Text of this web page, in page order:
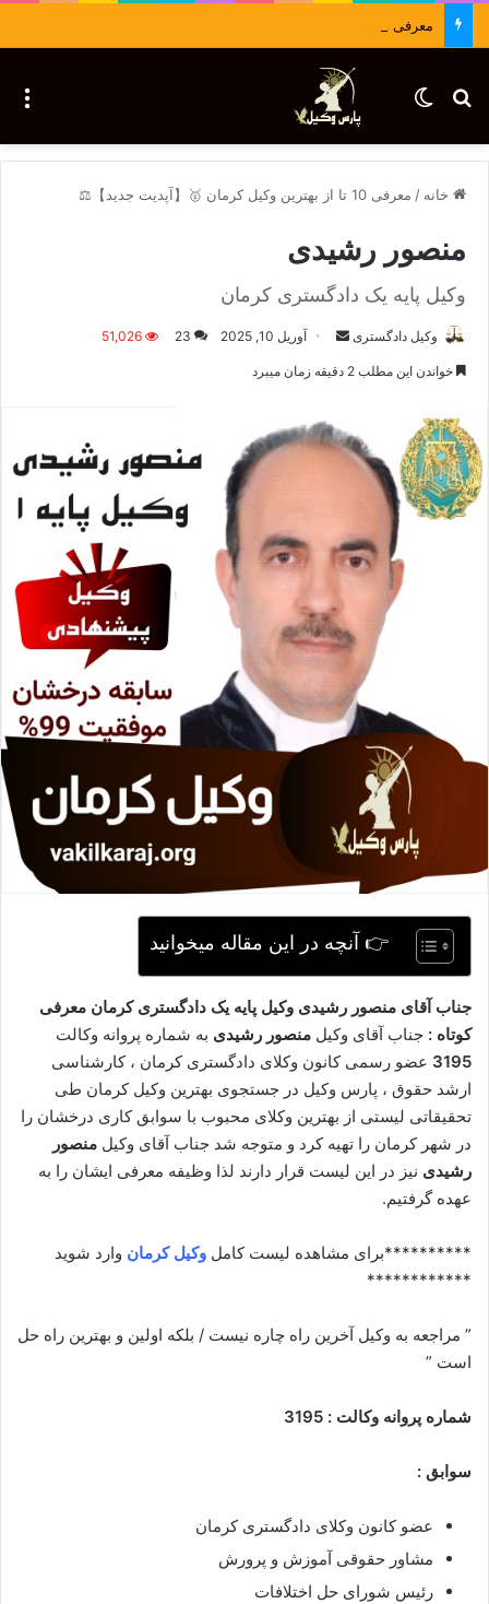
معرفی وکلا : 09036430283
جستجو برایتغییر پوسته
خانه / معرفی 10 تا از بهترین وکیل کرمان 🥇【آپدیت جدید】⚖️
منصور رشیدی
وکیل پایه یک دادگستری کرمان
وکیل دادگستری
ل
ی
ل
آوریل 10, 2025 23
51,026
خواندن این مطلب 2 دقیقه زمان میبرد
👉 آنچه در این مقاله میخوانید
جناب آقای منصور رشیدی وکیل پایه یک دادگستری کرمان معرفی
کوتاه : جناب آقای وکیل منصور رشیدی به شماره پروانه وکالت
3195 عضو رسمی کانون وکلای دادگستری کرمان ، کارشناسی
ارشد حقوق ، پارس وکیل در جستجوی بهترین وکیل کرمان طی
تحقیقاتی لیستی از بهترین وکلای محبوب با سوابق کاری درخشان را
در شهر کرمان را تهیه کرد و متوجه شد جناب آقای وکیل منصور
رشیدی نیز در این لیست قرار دارند لذا وظیفه معرفی ایشان را به
عهده گرفتیم.
**********برای مشاهده لیست کامل وکیل کرمان وارد شوید
************
” مراجعه به وکیل آخرین راه چاره نیست / بلکه اولین و بهترین راه حل
است ”
شماره پروانه وکالت : 3195
سوابق :
عضو کانون وکلای دادگستری کرمان
مشاور حقوقی آموزش و پرورش
رئیس شورای حل اختلافات